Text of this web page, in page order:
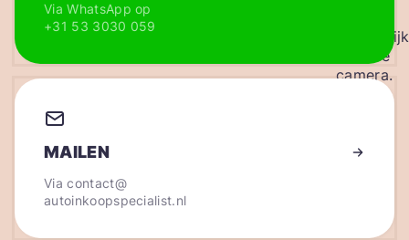
Via WhatsApp op
+31 53 3030 059
MAILEN
Viacontact@
autoinkoopspecialist.nl